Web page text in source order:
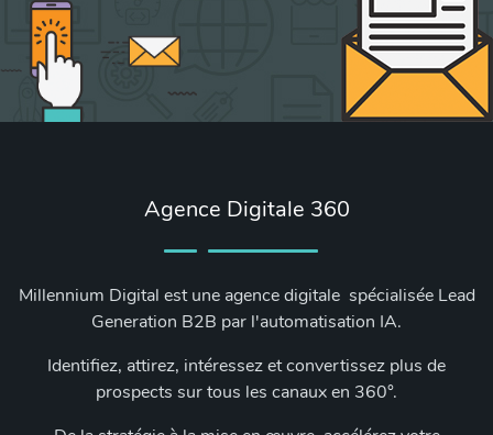
Agence Digitale 360
Millennium Digital est une agence digitale spécialisée Lead
Generation B2B par l'automatisation IA.
Identifiez, attirez, intéressez et convertissez plus de
prospects sur tous les canaux en 360°.